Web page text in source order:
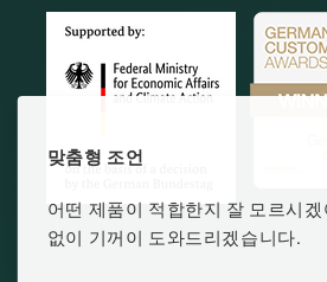
맞춤형 조언
어떤 제품이 적합한지 잘 모르시
없이 기꺼이 도와드리겠습니다.